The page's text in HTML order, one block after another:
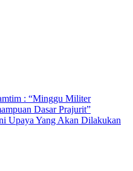
: “Minggu Militer
Dasar Prajurit”
Upaya Yang Akan Dilakukan